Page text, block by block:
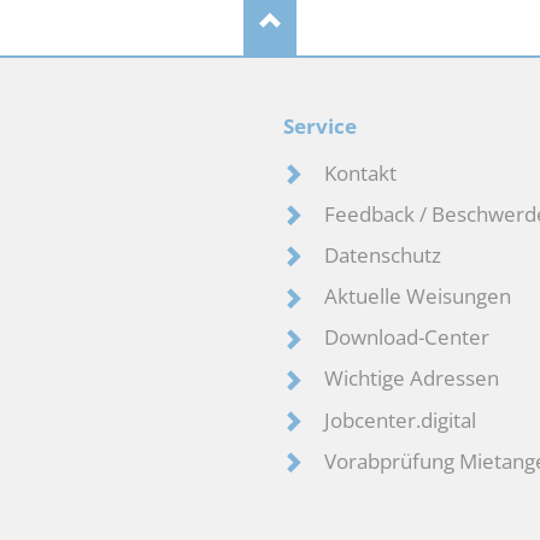
Service
Kontakt
Feedback /
Datenschutz
Aktuelle Weisungen
Download-Center
Wichtige Adressen
Jobcenter.digital
Vorabprüfung